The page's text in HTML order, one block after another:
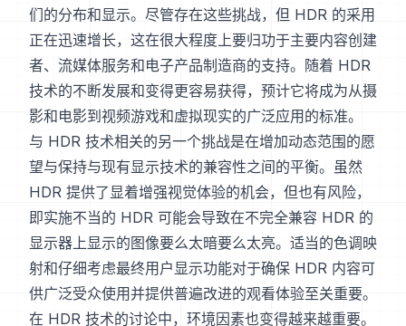
们的分布和显示。尽管存在这些挑战，但 HDR 的采用
正在迅速增长，这在很大程度上要归功于主要内容创建
者、流媒体服务和电子产品制造商的支持。随着 HDR
技术的不断发展和变得更容易获得，预计它将成为从摄
影和电影到视频游戏和虚拟现实的广泛应用的标准。
与 HDR 技术相关的另一个挑战是在增加动态范围的愿
望与保持与现有显示技术的兼容性之间的平衡。虽然
HDR 提供了显着增强视觉体验的机会，但也有风险，
即实施不当的 HDR 可能会导致在不完全兼容 HDR 的
显示器上显示的图像要么太暗要么太亮。适当的色调映
射和仔细考虑最终用户显示功能对于确保 HDR 内容可
供广泛受众使用并提供普遍改进的观看体验至关重要。
在 HDR 技术的讨论中，环境因素也变得越来越重要。